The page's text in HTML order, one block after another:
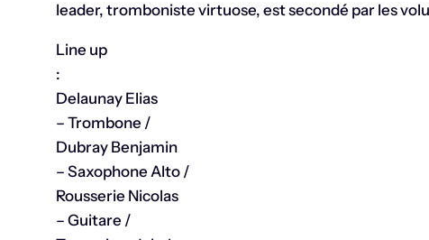
leader, tromboniste virtuose, est secondé par les
Line up
:
Delaunay Elias
– Trombone /
Dubray Benjamin
– Saxophone Alto /
Rousserie Nicolas
– Guitare /